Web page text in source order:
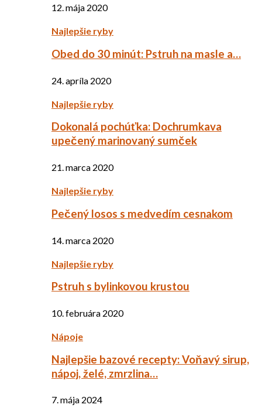
12. mája 2020
Najlepšie ryby
Obed do 30 minút: Pstruh na masle a…
24. apríla 2020
Najlepšie ryby
Dokonalá pochúťka: Dochrumkava
upečený marinovaný sumček
21. marca 2020
Najlepšie ryby
Pečený losos s medvedím cesnakom
14. marca 2020
Najlepšie ryby
Pstruh s bylinkovou krustou
10. februára 2020
Nápoje
Najlepšie bazové recepty: Voňavý sirup,
nápoj, želé, zmrzlina…
7. mája 2024